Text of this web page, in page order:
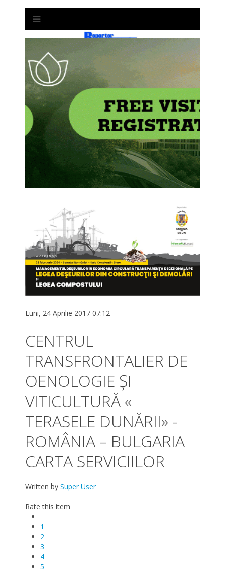
Luni, 24 Aprilie 2017 07:12
CENTRUL
TRANSFRONTALIER DE
OENOLOGIE ŞI
VITICULTURĂ «
TERASELE DUNĂRII» -
ROMÂNIA – BULGARIA
CARTA SERVICIILOR
Written by Super User
Rate this item
1
2
3
4
5